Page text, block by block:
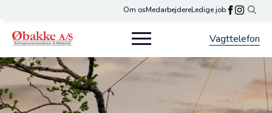
Om osMedarbejdereLedige job
for:
Vagttelefon